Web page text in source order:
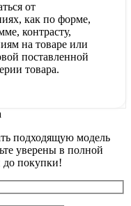
от
как по форме,
контрасту,
на товаре или
поставленной
товара.
подходящую модель
уверены в полной
до покупки!